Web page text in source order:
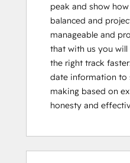
peak and show
balanced and
manageable and
that with us you
the right track
date information to
making based on
honesty and